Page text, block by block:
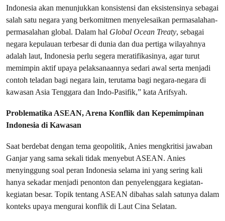
Indonesia akan menunjukkan konsistensi dan eksistensinya sebagai
salah satu negara yang berkomitmen menyelesaikan permasalahan-
permasalahan global. Dalam hal Global Ocean Treaty, sebagai
negara kepulauan terbesar di dunia dan dua pertiga wilayahnya
adalah laut, Indonesia perlu segera meratifikasinya, agar turut
memimpin aktif upaya pelaksanaannya sedari awal serta menjadi
contoh teladan bagi negara lain, terutama bagi negara-negara di
kawasan Asia Tenggara dan Indo-Pasifik,” kata Arifsyah.
Problematika ASEAN, Arena Konflik dan Kepemimpinan
Indonesia di Kawasan
Saat berdebat dengan tema geopolitik, Anies mengkritisi jawaban
Ganjar yang sama sekali tidak menyebut ASEAN. Anies
menyinggung soal peran Indonesia selama ini yang sering kali
hanya sekadar menjadi penonton dan penyelenggara kegiatan-
kegiatan besar. Topik tentang ASEAN dibahas salah satunya dalam
konteks upaya mengurai konflik di Laut Cina Selatan.